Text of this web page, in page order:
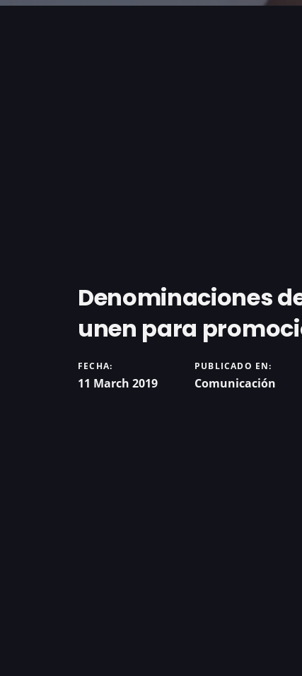
Denominaciones
unen para
FECHA:
11 March 2019
PUBLICADO EN:
Comunicación